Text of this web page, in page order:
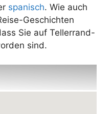
spanisch. Wie auch
Geschichten
Sie auf Tellerrand-
sind.